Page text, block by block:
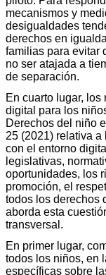
mecanismos y
desigualdades
derechos en
familias para evitar
no ser atajada a
de separación.
En cuarto lugar,
digital para los
Derechos del niño
25 (2021) relativa
con el entorno
legislativas,
oportunidades, los
promoción, el
todos los derechos
aborda esta
transversal.
En primer lugar,
todos los niños, en
específicas sobre